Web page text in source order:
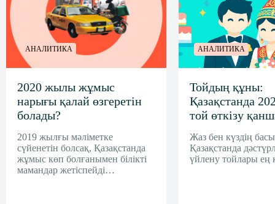
АНАЛИТИКА
2020 жылы жұмыс
нарығы қалай өзгеретін
болады?
2019 жылғы мәліметке
сүйенетін болсақ, Қазақстанда
жұмыс көп болғанымен білікті
мамандар жетіспейді…
АНАЛИТИКА
Тойдың құны:
Қазақстанда
той өткізу
Жаз бен күздің басы
Қазақстанда
үйлену тойлары ең